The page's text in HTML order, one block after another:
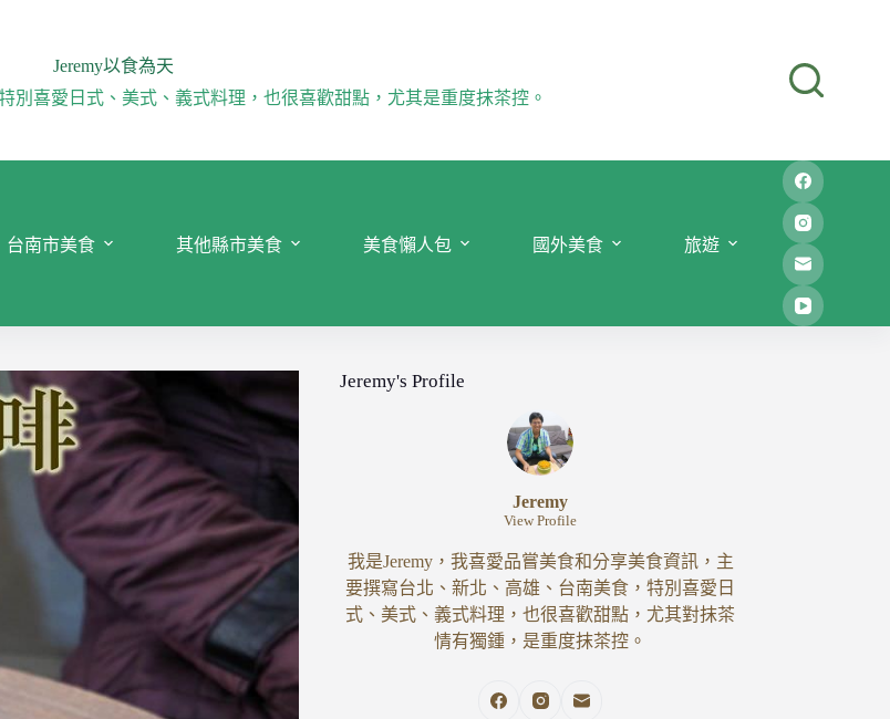
Jeremy以食為天
別喜愛日式、美式、義式料理，也很喜歡甜點，尤其是重度抹茶控。
台南市美食 其他縣市美食 美食懶人包 國外美食 旅遊
Jeremy's Profile
Jeremy
View Profile
我是Jeremy，我喜愛品嘗美食和分享美食資訊，主
要撰寫台北、新北、高雄、台南美食，特別喜愛日
式、美式、義式料理，也很喜歡甜點，尤其對抹茶
情有獨鍾，是重度抹茶控。